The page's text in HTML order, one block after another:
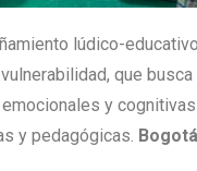
lúdico-
que
y
y pedagógicas. Bogotá